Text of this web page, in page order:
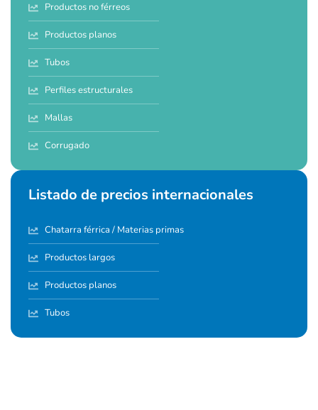
Productos no férreos
Productos planos
Tubos
Perfiles estructurales
Mallas
Corrugado
Listado de precios internacionales
Chatarra férrica / Materias primas
Productos largos
Productos planos
Tubos